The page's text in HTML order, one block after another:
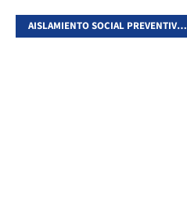
AISLAMIENTO SOCIAL PREVENTIVO Y OBLIGATORIO